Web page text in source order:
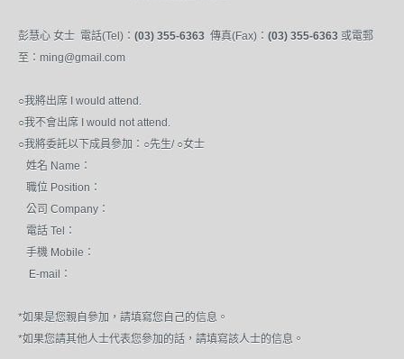
彭慧心 女士 電話(Tel)： (03) 355-6363 傳真(Fax)： (03) 355-6363 或電郵
至：ming@gmail.com
○我將出席 I would attend.
○我不會出席 I would not attend.
○我將委託以下成員參加： ○先生/ ○女士
姓名 Name：
職位 Position：
公司 Company：
電話 Tel：
手機 Mobile：
E-mail：
*如果是您親自參加，請填寫您自己的信息。
*如果您請其他人士代表您參加的話，請填寫該人士的信息。